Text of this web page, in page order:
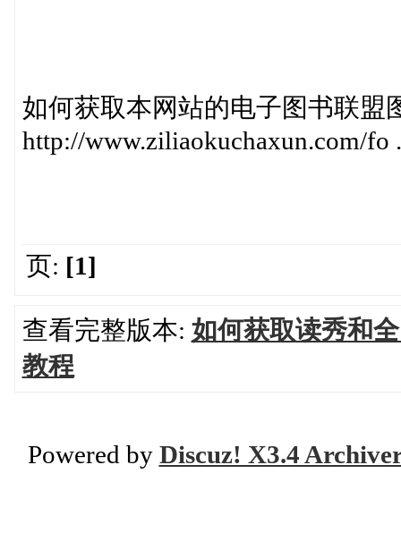
如何获取本网站的电子图书联盟
http://www.ziliaokuchaxun.com/fo
页: [1]
查看完整版本: 如何获取读秀和
教程
Powered by Discuz! X3.4